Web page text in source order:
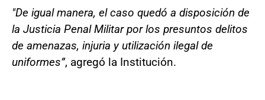
"De igual manera, el caso quedó a disposición de
la Justicia Penal Militar por los presuntos delitos
de amenazas, injuria y utilización ilegal de
uniformes”, agregó la Institución.